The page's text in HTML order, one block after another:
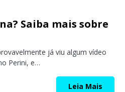
Saiba mais sobre
já viu algum vídeo
Perini, e…
Leia Mais